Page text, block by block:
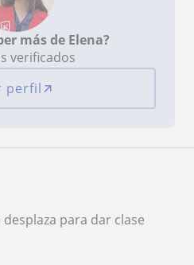
más de Elena?
verificados
perfil
para dar clase